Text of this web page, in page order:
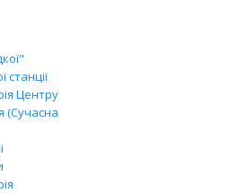
Центру
(Сучасна